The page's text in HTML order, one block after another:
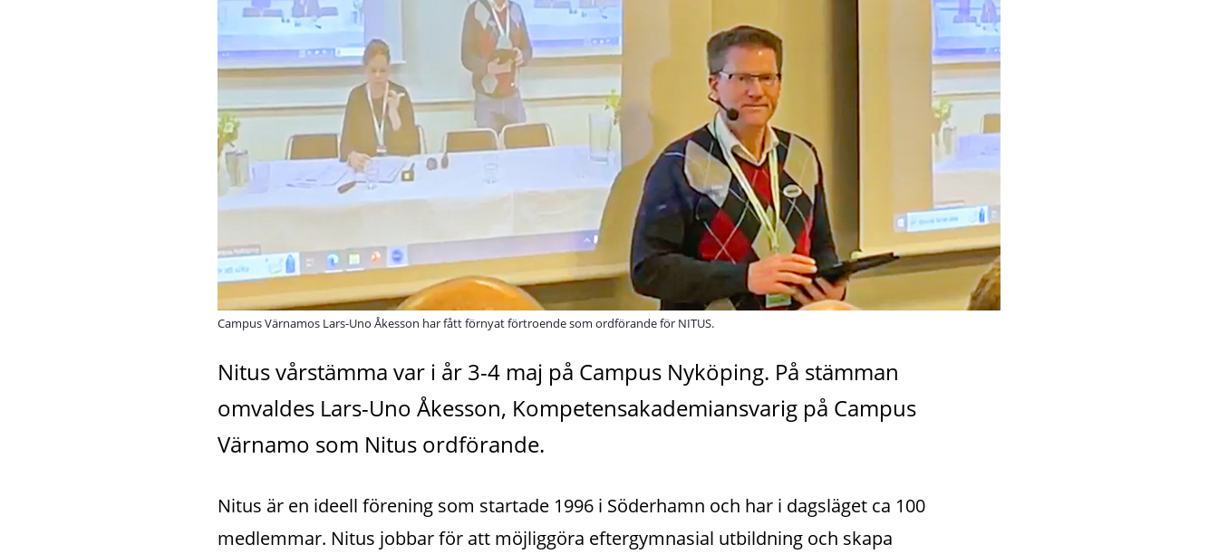
Campus Värnamos Lars-Uno Åkesson har fått förnyat förtroende som ordförande för NITUS.
Nitus vårstämma var i år 3-4 maj på Campus Nyköping. På stämman
omvaldes Lars-Uno Åkesson, Kompetensakademiansvarig på Campus
Värnamo som Nitus ordförande.
Nitus är en ideell förening som startade 1996 i Söderhamn och har i dagsläget ca 100
medlemmar. Nitus jobbar för att möjliggöra eftergymnasial utbildning och skapa